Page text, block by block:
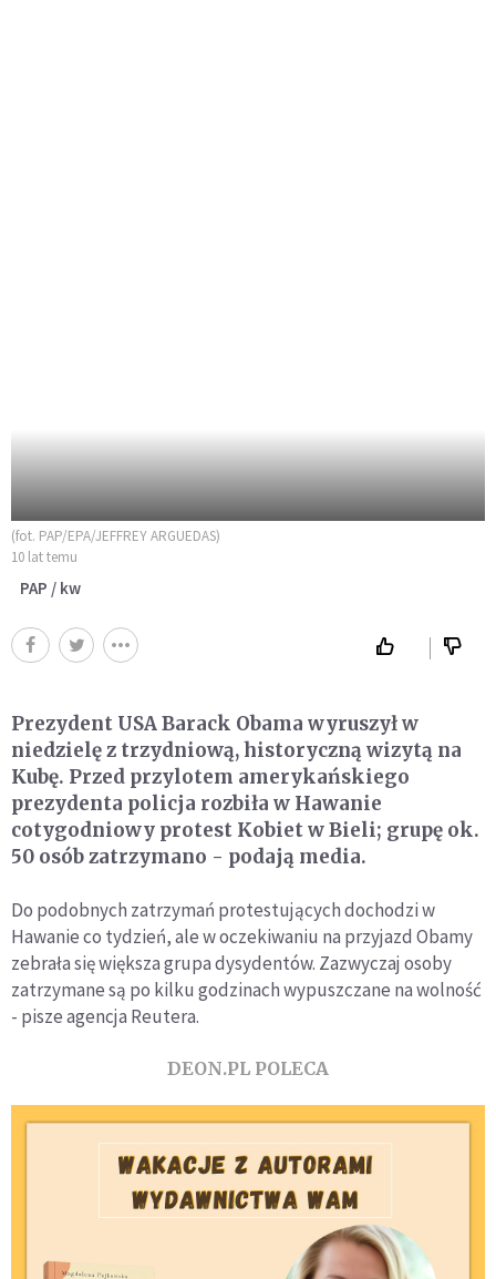
(fot. PAP/EPA/JEFFREY ARGUEDAS)
10 lat temu
PAP / kw
Prezydent USA Barack Obama wyruszył w
niedzielę z trzydniową, historyczną wizytą na
Kubę. Przed przylotem amerykańskiego
prezydenta policja rozbiła w Hawanie
cotygodniowy protest Kobiet w Bieli; grupę ok.
50 osób zatrzymano - podają media.
Do podobnych zatrzymań protestujących dochodzi w
Hawanie co tydzień, ale w oczekiwaniu na przyjazd Obamy
zebrała się większa grupa dysydentów. Zazwyczaj osoby
zatrzymane są po kilku godzinach wypuszczane na wolność
- pisze agencja Reutera.
DEON.PL POLECA